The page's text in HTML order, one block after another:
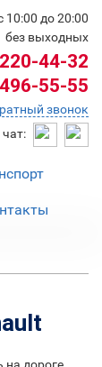
10:00 до 20:00
без выходных
220-44-32
496-55-55
звонок
на дороге,